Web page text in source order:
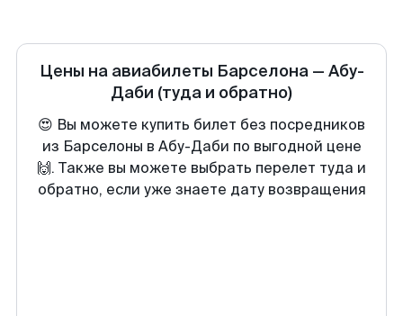
Цены на авиабилеты Барселона— Абу-
Даби (туда и обратно)
😍 Вы можете купить билет без посредников
из Барселоны в Абу-Даби по выгодной цене
🙌. Также вы можете выбрать перелет туда и
обратно, если уже знаете дату возвращения